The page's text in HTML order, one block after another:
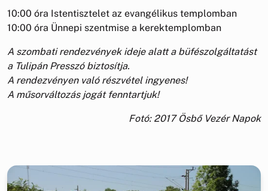
10:00 óra Istentisztelet az evangélikus templomban
10:00 óra Ünnepi szentmise a kerektemplomban
A szombati rendezvények ideje alatt a büfészolgáltatást
a Tulipán Presszó biztosítja.
A rendezvényen való részvétel ingyenes!
A műsorváltozás jogát fenntartjuk!
Fotó: 2017 Ösbő Vezér Napok